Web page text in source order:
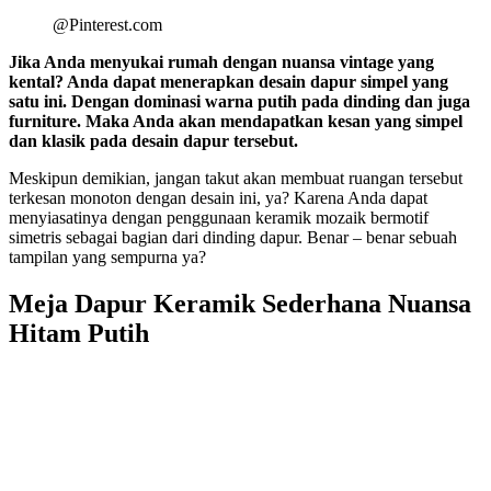
@Pinterest.com
Jika Anda menyukai rumah dengan nuansa vintage yang
kental? Anda dapat menerapkan desain dapur simpel yang
satu ini. Dengan dominasi warna putih pada dinding dan juga
furniture. Maka Anda akan mendapatkan kesan yang simpel
dan klasik pada desain dapur tersebut.
Meskipun demikian, jangan takut akan membuat ruangan tersebut
terkesan monoton dengan desain ini, ya? Karena Anda dapat
menyiasatinya dengan penggunaan keramik mozaik bermotif
simetris sebagai bagian dari dinding dapur. Benar – benar sebuah
tampilan yang sempurna ya?
Meja Dapur Keramik Sederhana Nuansa
Hitam Putih